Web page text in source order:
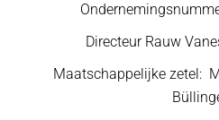
Directeur Rauw
Maatschappelijke zetel: